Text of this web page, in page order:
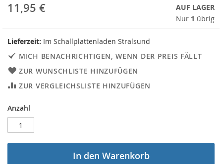
11,95 €
AUF LAGER
Nur 1 übrig
Lieferzeit: Im Schallplattenladen Stralsund
MICH BENACHRICHTIGEN, WENN DER PREIS FÄLLT
ZUR WUNSCHLISTE HINZUFÜGEN
ZUR VERGLEICHSLISTE HINZUFÜGEN
Anzahl
In den Warenkorb